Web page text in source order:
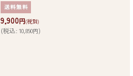
9,900円(税別)
(税込: 10,890円)